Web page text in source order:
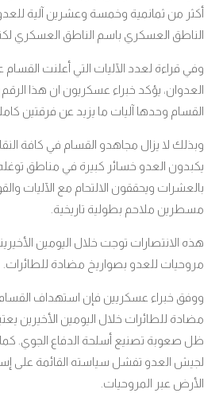
أكثر من ثمانمية وخمسة وعشرين آلية
الناطق العسكري باسم الناطق العسكري
وفي قراءة لعدد الآليات التي أعلنت
العدوان، يؤكد خبراء عسكريون ان هذا
القسام وحدها آليات ما يزيد عن فرقتين
وبذلك لا يزال مجاهدو القسام في كافة
يكبدون العدو خسائر كبيرة في مناطق
بالعشرات ويحققون الالتحام مع الآليات
مسطرين ملاحم بطولية تاريخية.
هذه الانتصارات توجت خلال اليومين
مروحيات للعدو بصواريخ مضادة للطائرات.
مضادة للطائرات خلال اليومين الأخيرين
ظل صعوبة تصنيع أسلحة الدفاع الجوي.
لجيش العدو تفشل سياسته القائمة على
الأرض عبر المروحيات.